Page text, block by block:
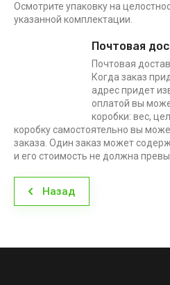
Осмотрите упаковку на
указанной комплектации.
Почтовая
Почтовая
Когда заказ
адрес придет
оплатой вы
коробки: вес,
коробку самостоятельно вы
заказа. Один заказ может
и его стоимость не должна
Назад